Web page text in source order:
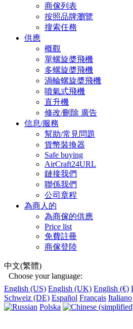
商傢列表
按照品牌瀏覽
搜索任務
供應
概觀
單螺旋槳飛機
多螺旋槳飛機
渦輪螺旋槳飛機
噴氣式飛機
直升機
修改/刪除 廣告
信息/服務
幫助/常見問題
貨幣裝換器
Safe buying
AirCraft24URL
鏈接我們
聯係我們
公司章程
為商人的
為商傢的供應
Price list
免費註冊
商傢登陸
中文(繁體)
Choose your language:
English (US) English (UK) English (€)
Schweiz (DE) Español Français Italiano
Polska